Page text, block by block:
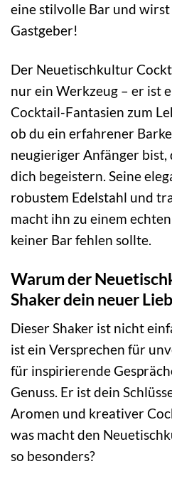
eine stilvolle Bar und
Gastgeber!
Der Neuetischkultur
nur ein Werkzeug – er ist
Cocktail-Fantasien zum
ob du ein erfahrener
neugieriger Anfänger bist,
dich begeistern. Seine
robustem Edelstahl und
macht ihn zu einem
keiner Bar fehlen sollte.
Warum der
Shaker dein neuer
Dieser Shaker ist nicht
ist ein Versprechen für
für inspirierende
Genuss. Er ist dein
Aromen und kreativer
was macht den
so besonders?